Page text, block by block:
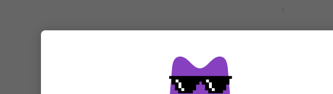
Truss-Zubehör Truss-Zubehör
Nicht auf Lager